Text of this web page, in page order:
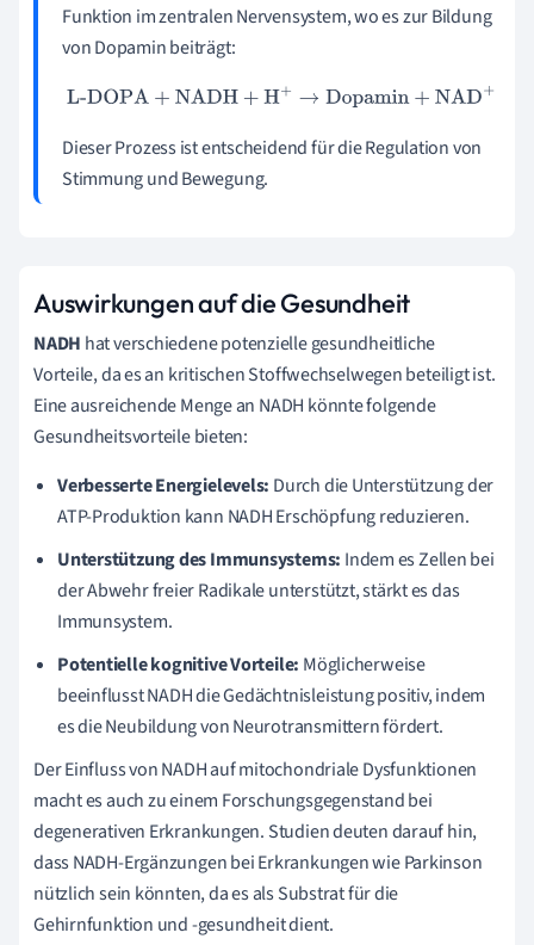
Funktion im zentralen Nervensystem, wo es zur Bildung
von Dopamin beiträgt:
L-DOPA+NADH+H+→ Dopamin+NAD+
Dieser Prozess ist entscheidend für die Regulation von
Stimmung und Bewegung.
Auswirkungen auf die Gesundheit
NADH hat verschiedene potenzielle gesundheitliche
Vorteile, da es an kritischen Stoffwechselwegen beteiligt ist.
Eine ausreichende Menge an NADH könnte folgende
Gesundheitsvorteile bieten:
Verbesserte Energielevels: Durch die Unterstützung der
ATP-Produktion kann NADH Erschöpfung reduzieren.
Unterstützung des Immunsystems: Indem es Zellen bei
der Abwehr freier Radikale unterstützt, stärkt es das
Immunsystem.
Potentielle kognitive Vorteile: Möglicherweise
beeinflusst NADH die Gedächtnisleistung positiv, indem
es die Neubildung von Neurotransmittern fördert.
Der Einfluss von NADH auf mitochondriale Dysfunktionen
macht es auch zu einem Forschungsgegenstand bei
degenerativen Erkrankungen. Studien deuten darauf hin,
dass NADH-Ergänzungen bei Erkrankungen wie Parkinson
nützlich sein könnten, da es als Substrat für die
Gehirnfunktion und -gesundheit dient.